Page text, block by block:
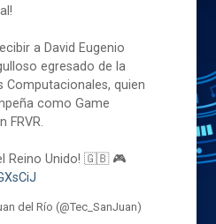
a David Eugenio
egresado de la
Computacionales, quien
como Game
FRVR.
Reino Unido! 🇬🇧 🎮
del Río (@Tec_SanJuan)